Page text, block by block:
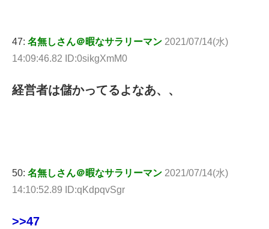
47: 名無しさん＠暇なサラリーマン 2021/07/14(水)
14:09:46.82 ID:0sikgXmM0
経営者は儲かってるよなあ、、
50: 名無しさん＠暇なサラリーマン 2021/07/14(水)
14:10:52.89 ID:qKdpqvSgr
>>47